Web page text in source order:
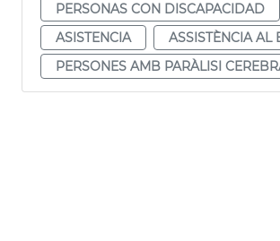
PERSONAS CON DISCAPACIDAD
ASISTENCIA
ASSISTÈNCIA AL
PERSONES AMB PARÀLISI